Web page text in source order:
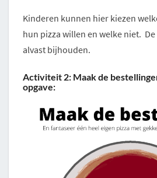
Kinderen kunnen hier kiezen
hun pizza willen en welke niet.
alvast bijhouden.
Activiteit 2: Maak de
opgave: